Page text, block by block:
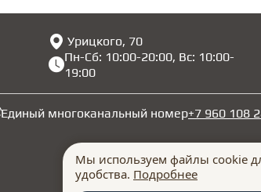
Урицкого, 70
Пн-Сб: 10:00-20:00, Вс: 10:00-
19:00
Единый многоканальный номер+7 960 108
Мы используем файлы cookie
удобства. Подробнее